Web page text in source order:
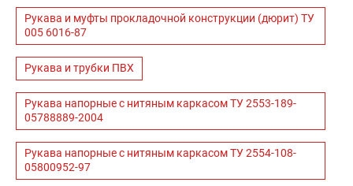
Рукава и муфты прокладочной конструкции (дюрит) ТУ
005 6016-87
Рукава и трубки ПВХ
Рукава напорные с нитяным каркасом ТУ 2553-189-
05788889-2004
Рукава напорные с нитяным каркасом ТУ 2554-108-
05800952-97